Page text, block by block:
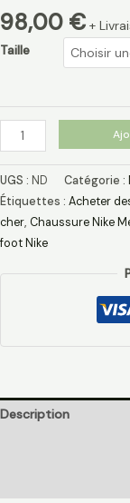
98,00 € +
Taille
UGS : ND Catégorie :
Étiquettes : Acheter
cher​, Chaussure Nike
foot Nike
Description